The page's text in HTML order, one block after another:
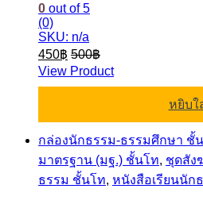
0 out of 5
(0)
SKU: n/a
450฿ 500฿
View Product
หยิบใ
กล่องนักธรรม-ธรรมศึกษา ชั้
มาตรฐาน (มฐ.) ชั้นโท, ชุดสัง
ธรรม ชั้นโท, หนังสือเรียนนัก